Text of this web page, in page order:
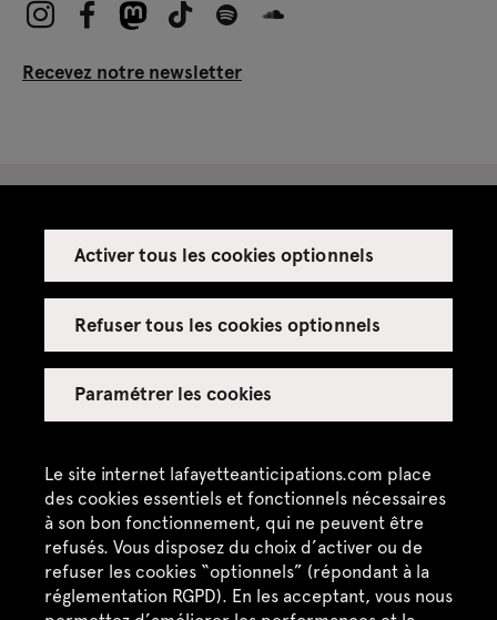
Le site internet lafayetteanticipations.com place
des cookies essentiels et fonctionnels nécessaires
à son bon fonctionnement, qui ne peuvent être
refusés. Vous disposez du choix d’activer ou de
refuser les cookies “optionnels” (répondant à la
réglementation RGPD). En les acceptant, vous nous
Activer tous les cookies optionnels
Refuser tous les cookies optionnels
Paramétrer les cookies
Recevez notre newsletter
Espace presse
Espace enseignant·es
Espace privatisations
Crédits
Mentions légales
Politique de confidentialité
CGU / CGV
Plan du site